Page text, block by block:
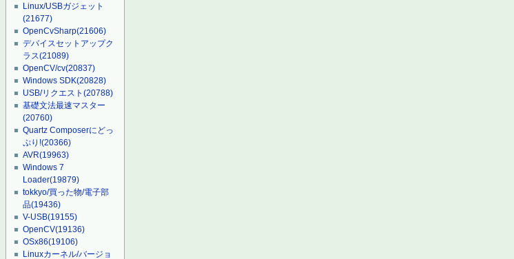
Linux/USBガジェット
(21677)
OpenCvSharp(21606)
デバイスセットアップク
ラス(21089)
OpenCV/cv(20837)
Windows SDK(20828)
USB/リクエスト(20788)
基礎文法最速マスター
(20760)
Quartz Composerにどっ
ぷり!(20366)
AVR(19963)
Windows 7
Loader(19879)
tokkyo/買った物/電子部
品(19436)
V-USB(19155)
OpenCV(19136)
OSx86(19106)
Linuxカーネル/バージョ